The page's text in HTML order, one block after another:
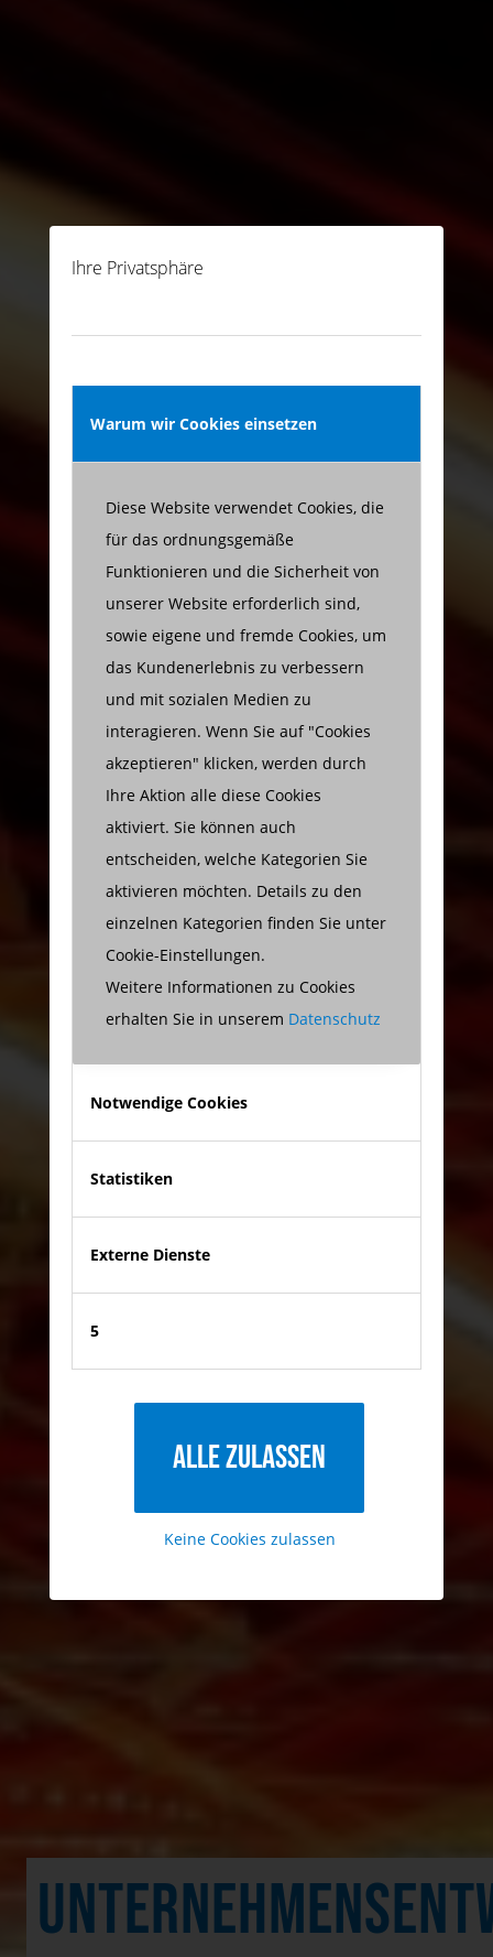
Ihre Privatsphäre
Warum wir Cookies einsetzen
Diese Website verwendet Cookies, die
für das ordnungsgemäße
Funktionieren und die Sicherheit von
unserer Website erforderlich sind,
sowie eigene und fremde Cookies, um
das Kundenerlebnis zu verbessern
und mit sozialen Medien zu
interagieren. Wenn Sie auf "Cookies
akzeptieren" klicken, werden durch
Ihre Aktion alle diese Cookies
aktiviert. Sie können auch
entscheiden, welche Kategorien Sie
aktivieren möchten. Details zu den
einzelnen Kategorien finden Sie unter
Cookie-Einstellungen.
Weitere Informationen zu Cookies
erhalten Sie in unserem Datenschutz
Notwendige Cookies
Statistiken
Externe Dienste
5
Alle zulassen
Keine Cookies zulassen